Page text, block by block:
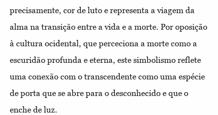
precisamente, cor de luto e representa a viagem da
alma na transição entre a vida e a morte. Por oposição
à cultura ocidental, que perceciona a morte como a
escuridão profunda e eterna, este simbolismo reflete
uma conexão com o transcendente como uma espécie
de porta que se abre para o desconhecido e que o
enche de luz.